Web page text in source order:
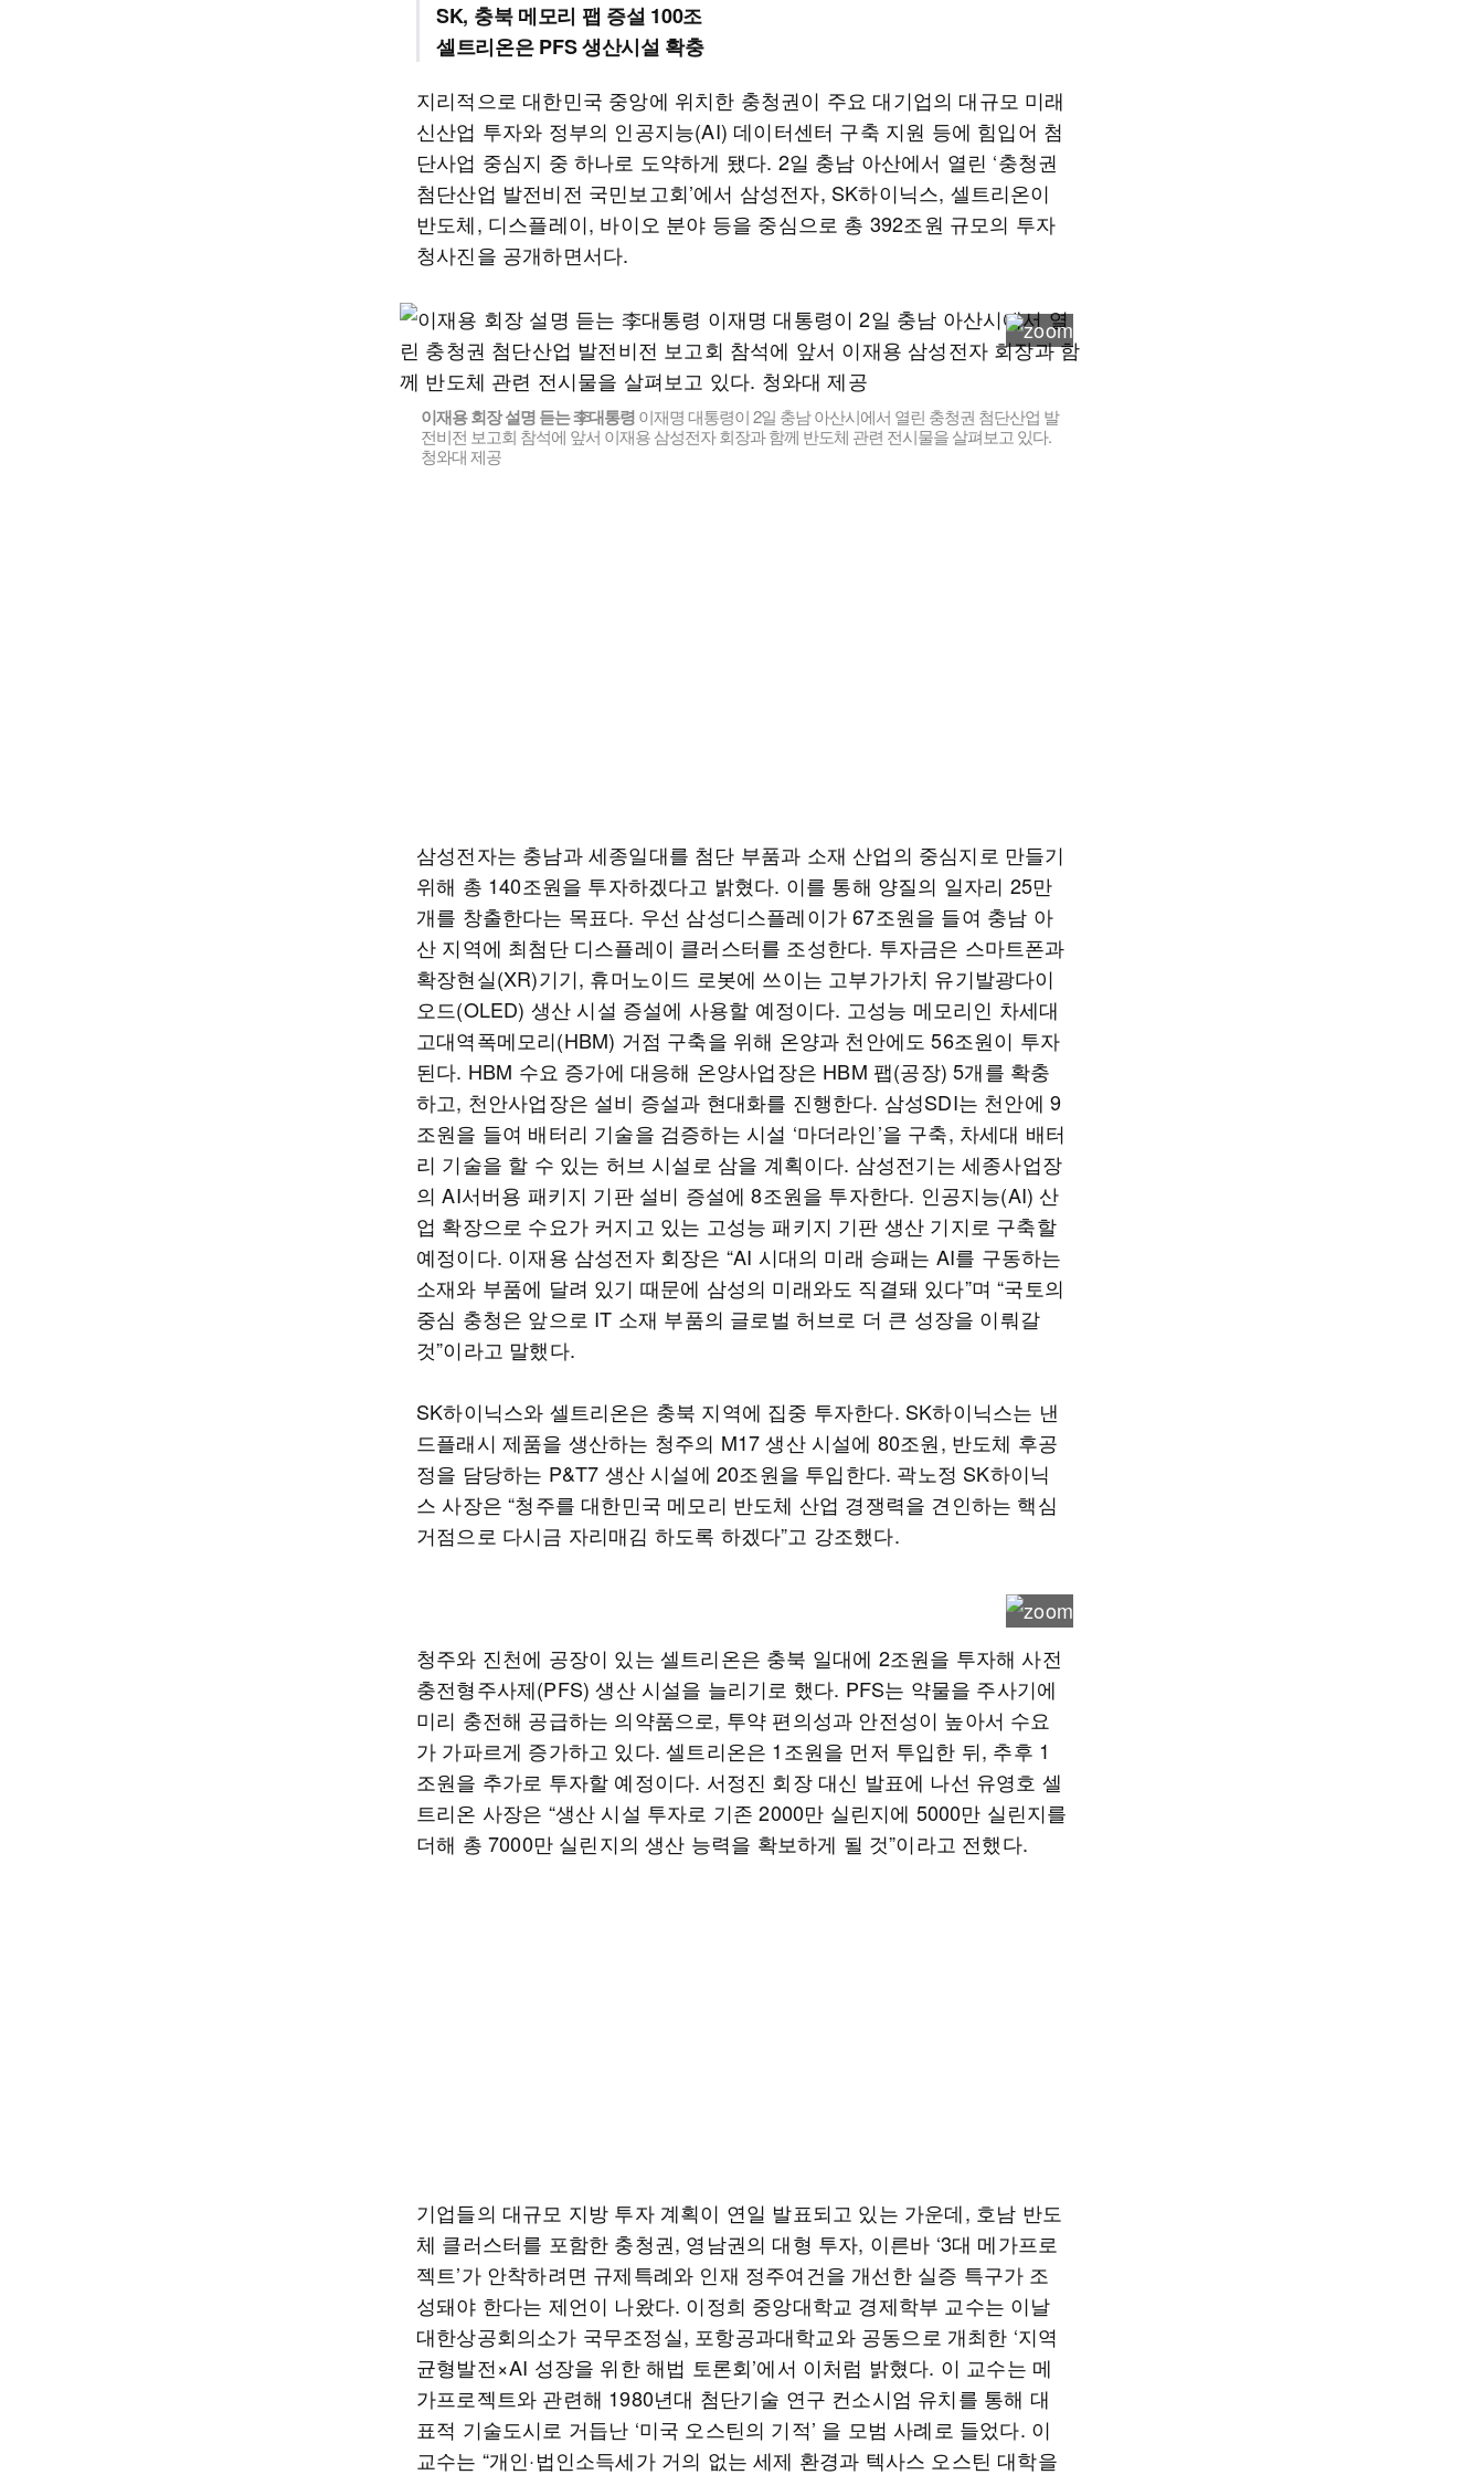
SK, 충북 메모리 팹 증설 100조
셀트리온은 PFS 생산시설 확충
지리적으로 대한민국 중앙에 위치한 충청권이 주요 대기업의 대규모 미래
신산업 투자와 정부의 인공지능(AI) 데이터센터 구축 지원 등에 힘입어 첨
단사업 중심지 중 하나로 도약하게 됐다. 2일 충남 아산에서 열린 ‘충청권
첨단산업 발전비전 국민보고회’에서 삼성전자, SK하이닉스, 셀트리온이
반도체, 디스플레이, 바이오 분야 등을 중심으로 총 392조원 규모의 투자
청사진을 공개하면서다.
이재용 회장 설명 듣는 李대통령이재명 대통령이 2일 충남 아산시에서 열린 충청권 첨단산업 발
전비전 보고회 참석에 앞서 이재용 삼성전자 회장과 함께 반도체 관련 전시물을 살펴보고 있다.
청와대 제공
삼성전자는 충남과 세종일대를 첨단 부품과 소재 산업의 중심지로 만들기
위해 총 140조원을 투자하겠다고 밝혔다. 이를 통해 양질의 일자리 25만
개를 창출한다는 목표다. 우선 삼성디스플레이가 67조원을 들여 충남 아
산 지역에 최첨단 디스플레이 클러스터를 조성한다. 투자금은 스마트폰과
확장현실(XR)기기, 휴머노이드 로봇에 쓰이는 고부가가치 유기발광다이
오드(OLED) 생산 시설 증설에 사용할 예정이다. 고성능 메모리인 차세대
고대역폭메모리(HBM) 거점 구축을 위해 온양과 천안에도 56조원이 투자
된다. HBM 수요 증가에 대응해 온양사업장은 HBM 팹(공장) 5개를 확충
하고, 천안사업장은 설비 증설과 현대화를 진행한다. 삼성SDI는 천안에 9
조원을 들여 배터리 기술을 검증하는 시설 ‘마더라인’을 구축, 차세대 배터
리 기술을 할 수 있는 허브 시설로 삼을 계획이다. 삼성전기는 세종사업장
의 AI서버용 패키지 기판 설비 증설에 8조원을 투자한다. 인공지능(AI) 산
업 확장으로 수요가 커지고 있는 고성능 패키지 기판 생산 기지로 구축할
예정이다. 이재용 삼성전자 회장은 “AI 시대의 미래 승패는 AI를 구동하는
소재와 부품에 달려 있기 때문에 삼성의 미래와도 직결돼 있다”며 “국토의
중심 충청은 앞으로 IT 소재 부품의 글로벌 허브로 더 큰 성장을 이뤄갈
것”이라고 말했다.
SK하이닉스와 셀트리온은 충북 지역에 집중 투자한다. SK하이닉스는 낸
드플래시 제품을 생산하는 청주의 M17 생산 시설에 80조원, 반도체 후공
정을 담당하는 P&T7 생산 시설에 20조원을 투입한다. 곽노정 SK하이닉
스 사장은 “청주를 대한민국 메모리 반도체 산업 경쟁력을 견인하는 핵심
거점으로 다시금 자리매김 하도록 하겠다”고 강조했다.
청주와 진천에 공장이 있는 셀트리온은 충북 일대에 2조원을 투자해 사전
충전형주사제(PFS) 생산 시설을 늘리기로 했다. PFS는 약물을 주사기에
미리 충전해 공급하는 의약품으로, 투약 편의성과 안전성이 높아서 수요
가 가파르게 증가하고 있다. 셀트리온은 1조원을 먼저 투입한 뒤, 추후 1
조원을 추가로 투자할 예정이다. 서정진 회장 대신 발표에 나선 유영호 셀
트리온 사장은 “생산 시설 투자로 기존 2000만 실린지에 5000만 실린지를
더해 총 7000만 실린지의 생산 능력을 확보하게 될 것”이라고 전했다.
기업들의 대규모 지방 투자 계획이 연일 발표되고 있는 가운데, 호남 반도
체 클러스터를 포함한 충청권, 영남권의 대형 투자, 이른바 ‘3대 메가프로
젝트’가 안착하려면 규제특례와 인재 정주여건을 개선한 실증 특구가 조
성돼야 한다는 제언이 나왔다. 이정희 중앙대학교 경제학부 교수는 이날
대한상공회의소가 국무조정실, 포항공과대학교와 공동으로 개최한 ‘지역
균형발전×AI 성장을 위한 해법 토론회’에서 이처럼 밝혔다. 이 교수는 메
가프로젝트와 관련해 1980년대 첨단기술 연구 컨소시엄 유치를 통해 대
표적 기술도시로 거듭난 ‘미국 오스틴의 기적’ 을 모범 사례로 들었다. 이
교수는 “개인·법인소득세가 거의 없는 세제 환경과 텍사스 오스틴 대학을